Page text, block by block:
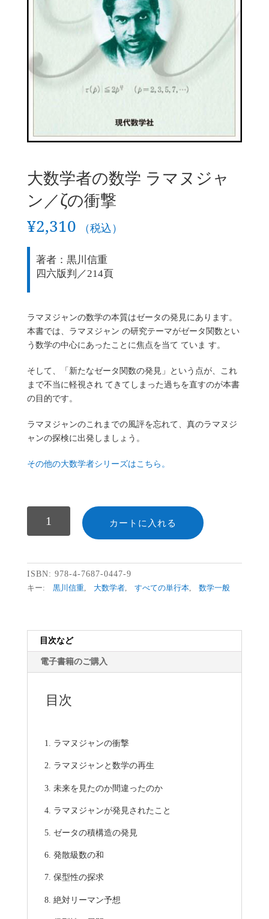
大数学者の数学 ラマヌジャ
ン／ζの衝撃
¥2,310 （税込）
著者：黒川信重
四六版判／214頁
ラマヌジャンの数学の本質はゼータの発見にあります。
本書では、ラマヌジャン の研究テーマがゼータ関数とい
う数学の中心にあったことに焦点を当て ていま す。
そして、「新たなゼータ関数の発見」という点が、これ
まで不当に軽視され てきてしまった過ちを直すのが本書
の目的です。
ラマヌジャンのこれまでの風評を忘れて、真のラマヌジ
ャンの探検に出発しましょう。
その他の大数学者シリーズはこちら。
カートに入れる
ISBN: 978-4-7687-0447-9
キー: 黒川信重, 大数学者, すべての単行本, 数学一般
目次など
電子書籍のご購入
目次
ラマヌジャンの衝撃
ラマヌジャンと数学の再生
未来を見たのか間違ったのか
ラマヌジャンが発見されたこと
ゼータの積構造の発見
発散級数の和
保型性の探求
絶対リーマン予想